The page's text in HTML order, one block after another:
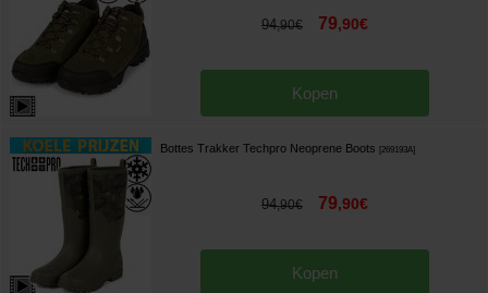
94,90€ 79,90€
Kopen
Bottes Trakker Techpro Neoprene Boots 269193A]
94,90€ 79,90€
Kopen